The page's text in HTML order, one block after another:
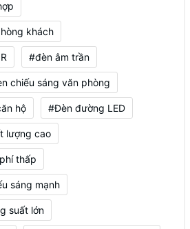
khách
#đèn âm trần
chiếu sáng văn phòng
hộ #Đèn đường LED
lượng cao
thấp
sáng mạnh
suất lớn